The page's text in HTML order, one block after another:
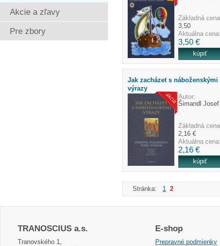
Základná
3,50
Aktuálna
3,50 €
Jak zacházet s náboženskými
výrazy
Autor:
Šimandl Josef
Základná
2,16 €
Aktuálna
2,16 €
Stránka: 1 2
Akcie a zľavy
Pre zbory
TRANOSCIUS a.s.
Tranovského 1,
E-shop
Prepravné podmienky